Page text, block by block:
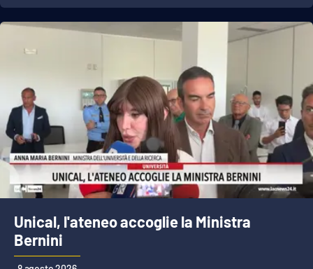
Economia e Lavoro
Politica
Sanità
Società
Sport
RUBRICHE
Good Morning Vietnam
Unical, l'ateneo accoglie la Ministra
Bernini